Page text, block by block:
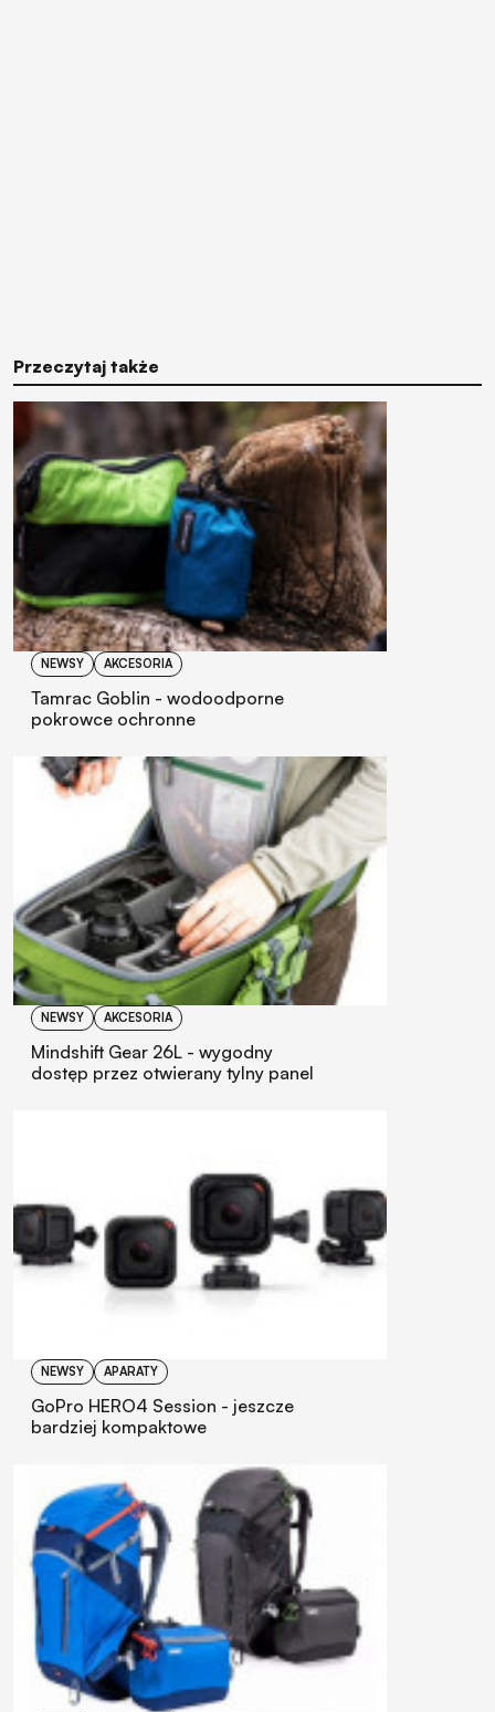
Przeczytaj także
NEWSY AKCESORIA
Tamrac Goblin - wodoodporne
pokrowce ochronne
NEWSY AKCESORIA
Mindshift Gear 26L - wygodny
dostęp przez otwierany tylny panel
NEWSY APARATY
GoPro HERO4 Session - jeszcze
bardziej kompaktowe